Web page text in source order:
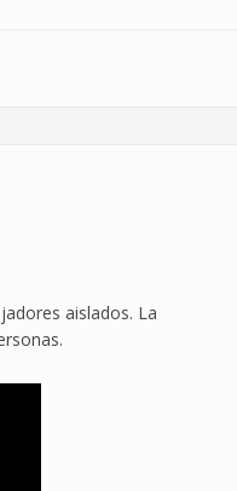
aislados. La